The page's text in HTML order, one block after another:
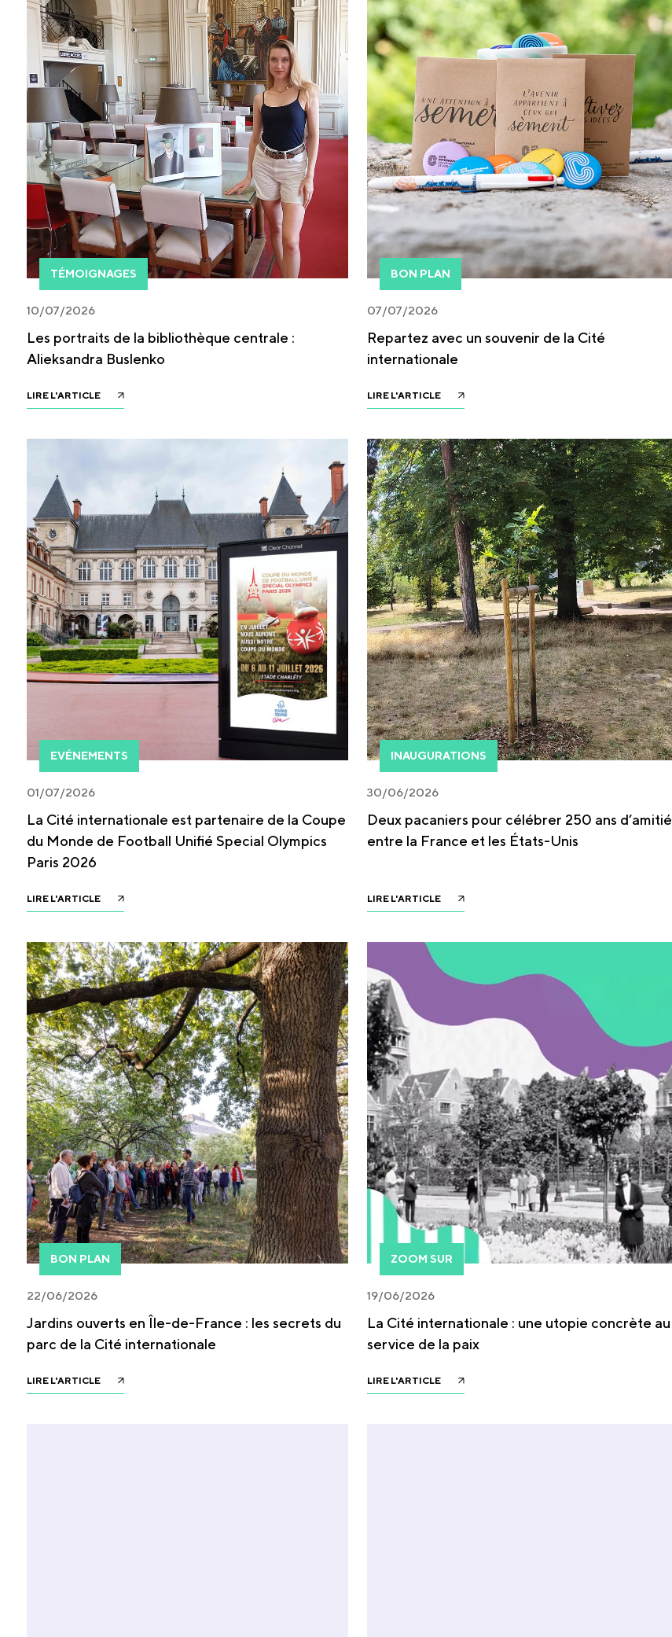
TÉMOIGNAGES
10/07/2026
Les portraits de la bibliothèque centrale :
Alieksandra Buslenko
LIRE L'ARTICLE
BON PLAN
07/07/2026
Repartez avec un souvenir de la Cité
internationale
LIRE L'ARTICLE
EVÉNEMENTS
01/07/2026
La Cité internationale est partenaire de la Coupe
du Monde de Football Unifié Special Olympics
Paris 2026
LIRE L'ARTICLE
INAUGURATIONS
30/06/2026
Deux pacaniers pour célébrer 250 ans d’amitié
entre la France et les États-Unis
LIRE L'ARTICLE
BON PLAN
22/06/2026
Jardins ouverts en Île-de-France : les secrets du
parc de la Cité internationale
LIRE L'ARTICLE
ZOOM SUR
19/06/2026
La Cité internationale : une utopie concrète au
service de la paix
LIRE L'ARTICLE